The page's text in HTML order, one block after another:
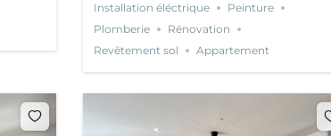
Installation éléctrique
Peinture
Plomberie
Rénovation
Revêtement sol
Appartement